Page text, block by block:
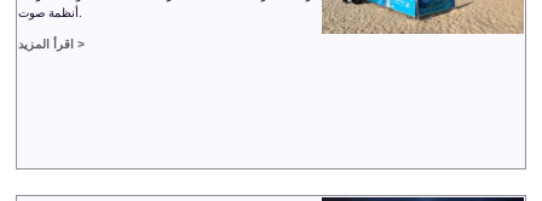
أنظمة صوت.
اقرأ المزيد >